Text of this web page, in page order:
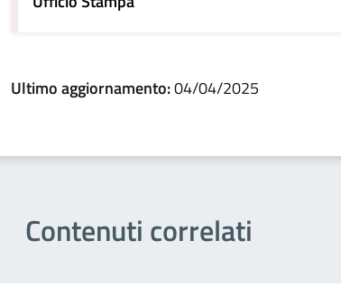
Ultimo aggiornamento:04/04/2025
Contenuti correlati